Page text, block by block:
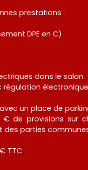
prestations :
DPE en C)
dans le salon
régulation
un place de
de provisions sur
des parties
TTC